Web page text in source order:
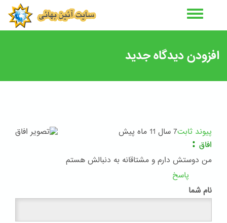
افزودن دیدگاه جدید
پیوند ثابت7 سال 11 ماه پیش
افاق :
من دوستش دارم و مشتاقانه به دنبالش هستم
پاسخ
نام شما